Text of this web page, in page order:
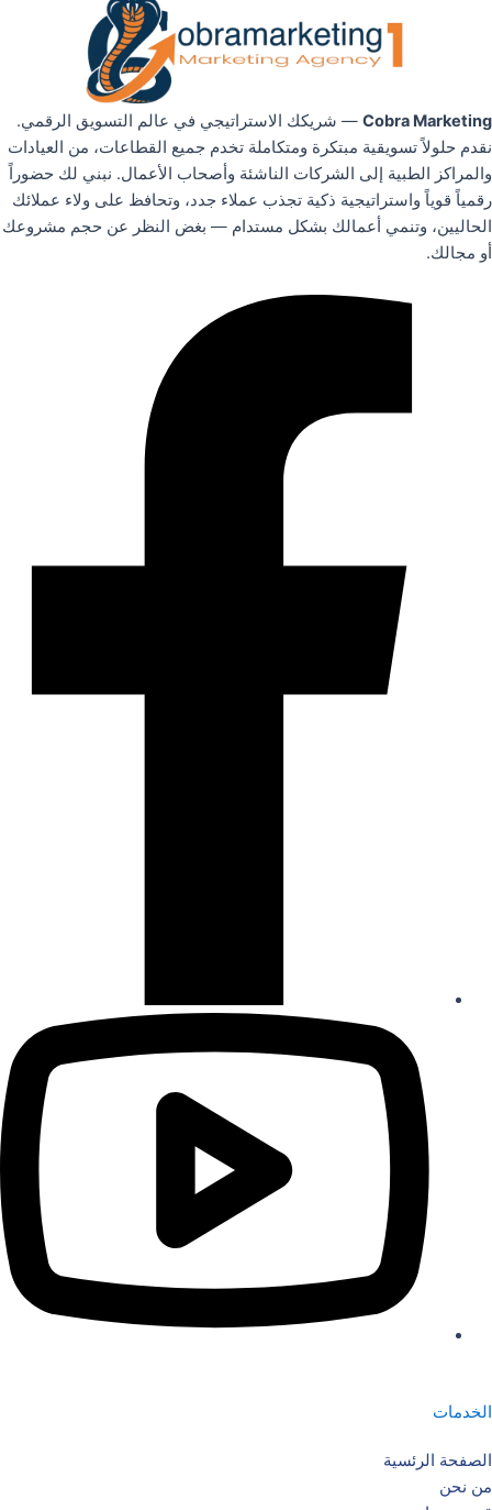
Cobra Marketing — شريكك الاستراتيجي في عالم التسويق الرقمي.
نقدم حلولاً تسويقية مبتكرة ومتكاملة تخدم جميع القطاعات، من العيادات
والمراكز الطبية إلى الشركات الناشئة وأصحاب الأعمال. نبني لك حضوراً
رقمياً قوياً واستراتيجية ذكية تجذب عملاء جدد، وتحافظ على ولاء عملائك
الحاليين، وتنمي أعمالك بشكل مستدام — بغض النظر عن حجم مشروعك
أو مجالك.
الخدمات
الصفحة الرئسية
من نحن